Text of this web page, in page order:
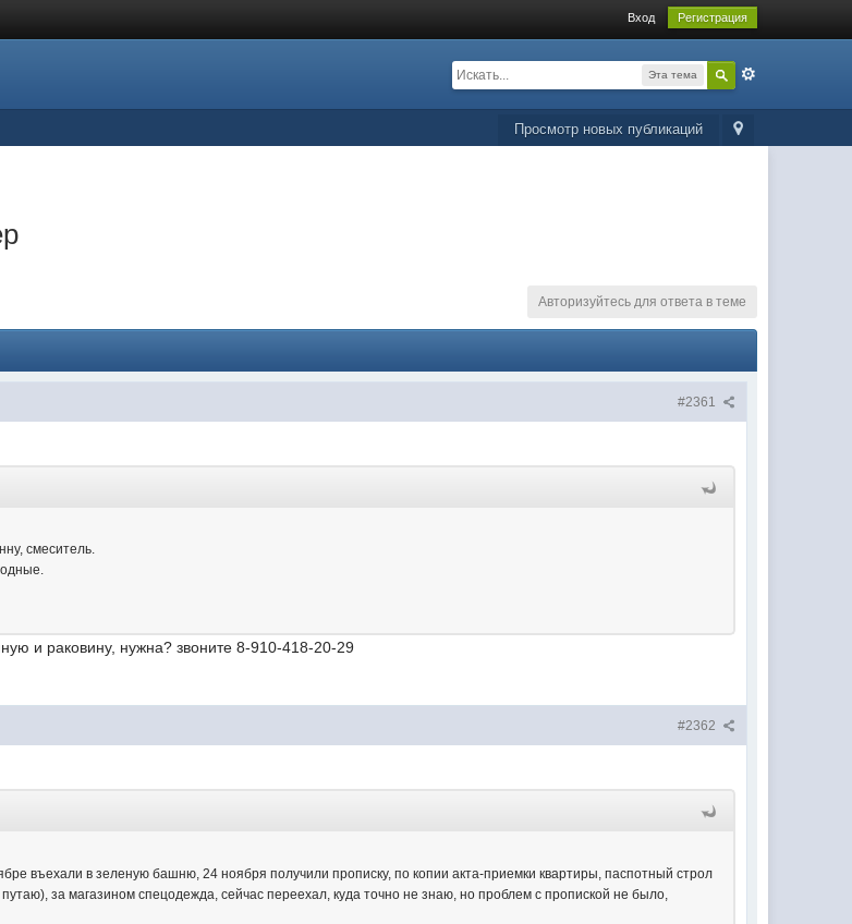
Вход Регистрация
Эта тема
Просмотр новых публикаций
Авторизуйтесь для ответа в теме
#2361
смеситель.
и раковину, нужна? звоните 8-910-418-20-29
#2362
въехали в зеленую башню, 24 ноября получили прописку, по копии акта-приемки квартиры, паспотный строл
за магазином спецодежда, сейчас переехал, куда точно не знаю, но проблем с пропиской не было,